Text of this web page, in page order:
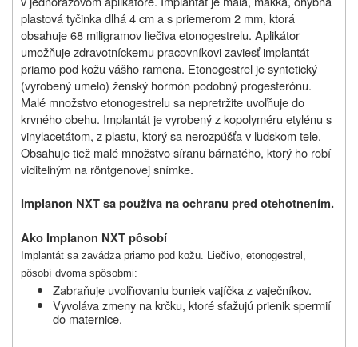
plastová tyčinka dlhá 4 cm a s priemerom 2 mm, ktorá
obsahuje 68 miligramov liečiva etonogestrelu. Aplikátor
umožňuje zdravotníckemu pracovníkovi zaviesť implantát
priamo pod kožu vášho ramena. Etonogestrelje syntetický
(vyrobený umelo) ženský hormón podobný progesterónu.
Malé množstvoetonogestrelu sa nepretržite uvoľňuje do
krvného obehu. Implantát je vyrobený z kopolyméru etylénu s
vinylacetátom, z plastu, ktorý sa nerozpúšťa v ľudskom tele.
Obsahuje tiež malé množstvo síranu bárnatého, ktorý ho robí
viditeľným na röntgenovej snímke.
Implanon NXTsa používa na ochranu pred otehotnením.
Ako Implanon NXTpôsobí
Implantát sa zavádza priamo pod kožu. Liečivo, etonogestrel,
pôsobí dvoma spôsobmi:
Zabraňuje uvoľňovaniu buniek vajíčka z vaječníkov.
Vyvoláva zmeny na krčku, ktoré sťažujú prienik spermií
do maternice.